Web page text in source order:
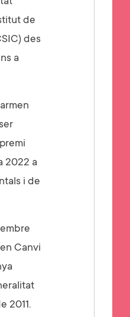
de
des
a
2022 a
i de
Canvi
2011.